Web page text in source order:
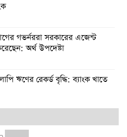
গভর্নররা সরকারের এজেন্ট
অর্থ উপদেষ্টা
ঋণের রেকর্ড বৃদ্ধি: ব্যাংক খাতে